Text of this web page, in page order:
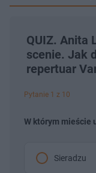
QUIZ. Anita
scenie. Jak
repertuar
Pytanie 1 z 10
W którym mieście
Sieradzu